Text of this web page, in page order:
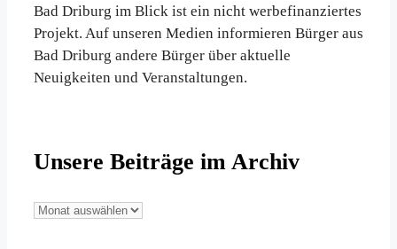
Bad Driburg im Blick ist ein nicht werbefinanziertes
Projekt. Auf unseren Medien informieren Bürger aus
Bad Driburg andere Bürger über aktuelle
Neuigkeiten und Veranstaltungen.
Unsere Beiträge im Archiv
Unsere